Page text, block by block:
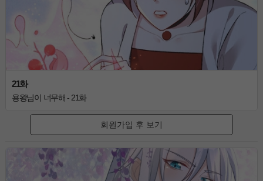
21화
용왕님이 너무해 - 21화
회원가입 후 보기